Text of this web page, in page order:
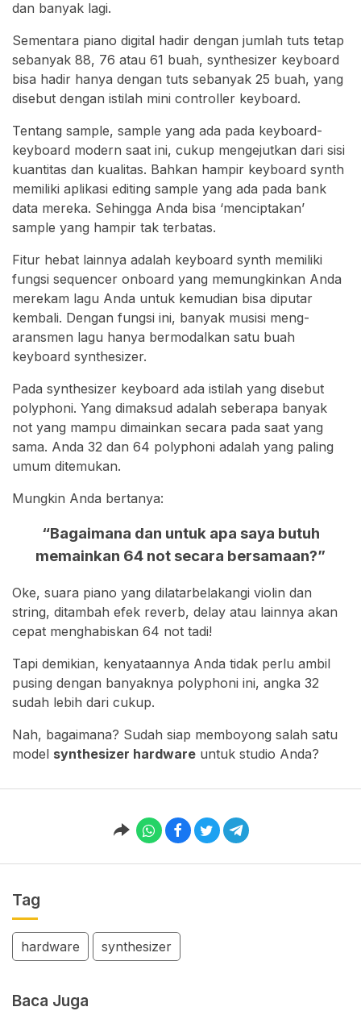
dan banyak lagi.
Sementara piano digital hadir dengan jumlah tuts tetap
sebanyak 88, 76 atau 61 buah, synthesizer keyboard
bisa hadir hanya dengan tuts sebanyak 25 buah, yang
disebut dengan istilah mini controller keyboard.
Tentang sample, sample yang ada pada keyboard-
keyboard modern saat ini, cukup mengejutkan dari sisi
kuantitas dan kualitas. Bahkan hampir keyboard synth
memiliki aplikasi editing sample yang ada pada bank
data mereka. Sehingga Anda bisa ‘menciptakan’
sample yang hampir tak terbatas.
Fitur hebat lainnya adalah keyboard synth memiliki
fungsi sequencer onboard yang memungkinkan Anda
merekam lagu Anda untuk kemudian bisa diputar
kembali. Dengan fungsi ini, banyak musisi meng-
aransmen lagu hanya bermodalkan satu buah
keyboard synthesizer.
Pada synthesizer keyboard ada istilah yang disebut
polyphoni. Yang dimaksud adalah seberapa banyak
not yang mampu dimainkan secara pada saat yang
sama. Anda 32 dan 64 polyphoni adalah yang paling
umum ditemukan.
Mungkin Anda bertanya:
“Bagaimana dan untuk apa saya butuh
memainkan 64 not secara bersamaan?”
Oke, suara piano yang dilatarbelakangi violin dan
string, ditambah efek reverb, delay atau lainnya akan
cepat menghabiskan 64 not tadi!
Tapi demikian, kenyataannya Anda tidak perlu ambil
pusing dengan banyaknya polyphoni ini, angka 32
sudah lebih dari cukup.
Nah, bagaimana? Sudah siap memboyong salah satu
model synthesizer hardware untuk studio Anda?
Tag
hardware synthesizer
Baca Juga